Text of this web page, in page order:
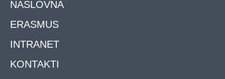
NASLOVNA
ERASMUS
INTRANET
KONTAKTI